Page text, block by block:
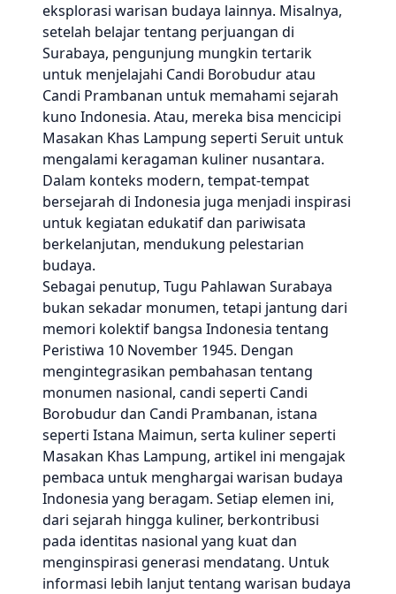
eksplorasi warisan budaya lainnya. Misalnya,
setelah belajar tentang perjuangan di
Surabaya, pengunjung mungkin tertarik
untuk menjelajahi Candi Borobudur atau
Candi Prambanan untuk memahami sejarah
kuno Indonesia. Atau, mereka bisa mencicipi
Masakan Khas Lampung seperti Seruit untuk
mengalami keragaman kuliner nusantara.
Dalam konteks modern, tempat-tempat
bersejarah di Indonesia juga menjadi inspirasi
untuk kegiatan edukatif dan pariwisata
berkelanjutan, mendukung pelestarian
budaya.
Sebagai penutup, Tugu Pahlawan Surabaya
bukan sekadar monumen, tetapi jantung dari
memori kolektif bangsa Indonesia tentang
Peristiwa 10 November 1945. Dengan
mengintegrasikan pembahasan tentang
monumen nasional, candi seperti Candi
Borobudur dan Candi Prambanan, istana
seperti Istana Maimun, serta kuliner seperti
Masakan Khas Lampung, artikel ini mengajak
pembaca untuk menghargai warisan budaya
Indonesia yang beragam. Setiap elemen ini,
dari sejarah hingga kuliner, berkontribusi
pada identitas nasional yang kuat dan
menginspirasi generasi mendatang. Untuk
informasi lebih lanjut tentang warisan budaya